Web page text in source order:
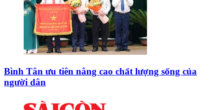
Bình Tân ưu tiên nâng cao chất lượng sống của
người dân